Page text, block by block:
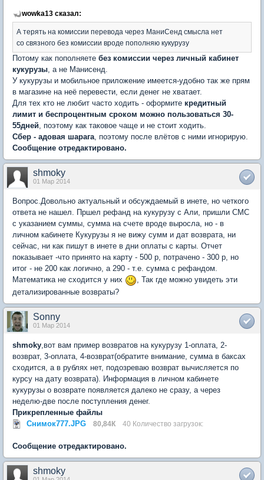
wowka13 сказал:
А терять на комиссии перевода через МаниСенд смысла нет
со связного без комиссии вроде пополняю кукурузу
Потому как пополняете без комиссии через личный кабинет
кукурузы, а не Манисенд.
У кукурузы и мобильное приложение имеется-удобно так же прям
в магазине на неё перевести, если денег не хватает.
Для тех кто не любит часто ходить - оформите кредитный
лимит и беспроцентным сроком можно пользоваться 30-
55дней, поэтому как таковое чаще и не стоит ходить.
Сбер - адовая шарага, поэтому после влётов с ними игнорирую.
Сообщение отредактировано.
shmoky
01 Мар 2014
Вопрос.Довольно актуальный и обсуждаемый в инете, но четкого
ответа не нашел. Пршел рефанд на кукурузу с Али, пришли СМС
с указанием суммы, сумма на счете вроде выросла, но - в
личном кабинете Кукурузы я не вижу сумм и дат возврата, ни
сейчас, ни как пишут в инете в дни оплаты с карты. Отчет
показывает -что принято на карту - 500 р, потрачено - 300 р, но
итог - не 200 как логично, а 290 - т.е. сумма с рефандом.
Математика не сходится у них
, Так где можно увидеть эти
детализированные возвраты?
Sonny
01 Мар 2014
shmoky ,вот вам пример возвратов на кукурузу 1-оплата, 2-
возврат, 3-оплата, 4-возврат(обратите внимание, сумма в баксах
сходится, а в рублях нет, подозреваю возврат вычисляется по
курсу на дату возврата). Информация в личном кабинете
кукурузы о возврате появляется далеко не сразу, а через
неделю-две после поступления денег.
Прикрепленные файлы
Снимок777.JPG
80,84К 40 Количество загрузок:
Сообщение отредактировано.
shmoky